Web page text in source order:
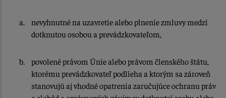
nevyhnutné na uzavretie alebo plnenie zmluvy medzi
dotknutou osobou a prevádzkovateľom,
povolené právom Únie alebo právom členského štátu,
ktorému prevádzkovateľ podlieha a ktorým sa zároveň
stanovujú aj vhodné opatrenia zaručujúce ochranu práv